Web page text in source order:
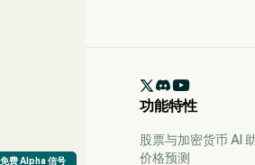

功能特性
股票与加密货币 AI
价格预测